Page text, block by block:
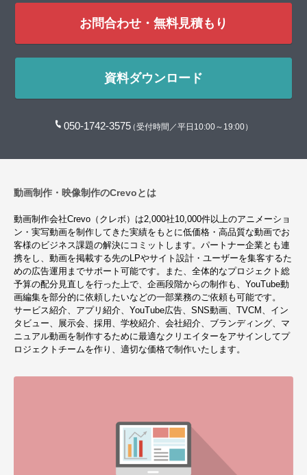
お問合わせ・無料見積もり
資料ダウンロード
050-1742-3575（受付時間／平日10:00～19:00）
動画制作・映像制作のCrevoとは
動画制作会社Crevo（クレボ）は2,000社10,000件以上のアニメーショ
ン・実写動画を制作してきた実績をもとに低価格・高品質な動画でお
客様のビジネス課題の解決にコミットします。パートナー企業とも連
携をし、動画を掲載する先のLPやサイト設計・ユーザーを集客するた
めの広告運用までサポート可能です。また、全体的なプロジェクト総
予算の配分見直しを行った上で、企画段階からの制作も、YouTube動
画編集を部分的に依頼したいなどの一部業務のご依頼も可能です。
サービス紹介、アプリ紹介、YouTube広告、SNS動画、TVCM、イン
タビュー、展示会、採用、学校紹介、会社紹介、ブランディング、マ
ニュアル動画を制作するために最適なクリエイターをアサインしてプ
ロジェクトチームを作り、適切な価格で制作いたします。